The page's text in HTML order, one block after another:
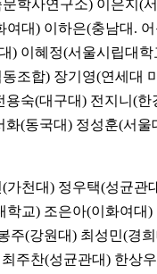
학사연구소) 이은지(
여대) 이하은(충남대.
) 이혜정(서울시립대학
조합) 장기영(연세대
용숙(대구대) 전지니(한
화(동국대) 정성훈(서울
가천대) 정우택(성균관
학교) 조은아(이화여대)
주(강원대) 최성민(경
주찬(성균관대) 한상